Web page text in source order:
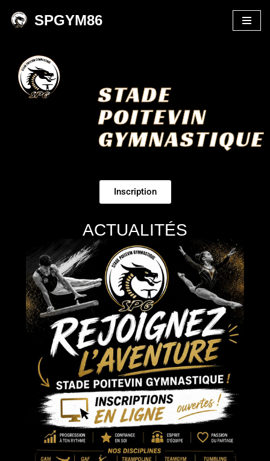
contenu
SPGYM86
STADE
POITEVIN
GYMNASTIQUE
Inscription
ACTUALITÉS